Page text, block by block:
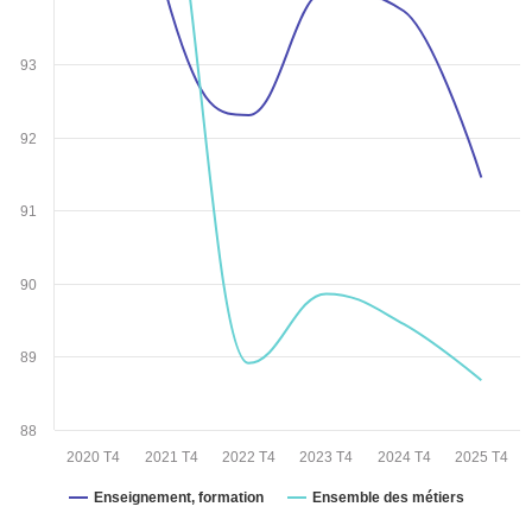
Enseignement, formation Ensemble des métiers
2020 T4 2021 T4 2022 T4 2023 T4 2024 T4 2025 T4
88
89
90
91
92
93